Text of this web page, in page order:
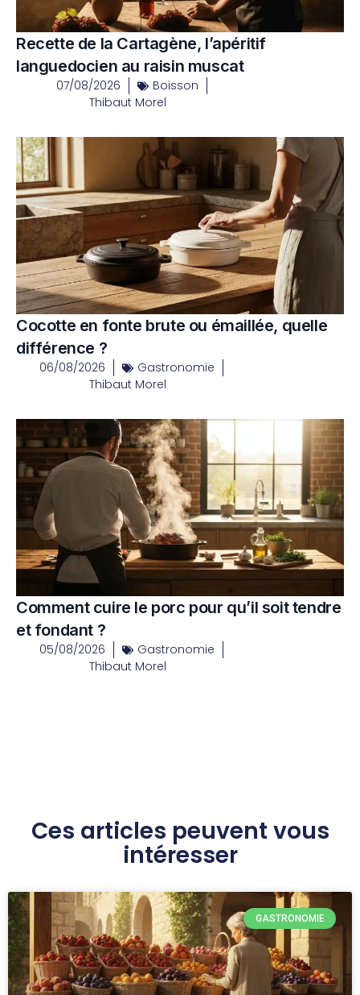
Recette de la Cartagène, l’apéritif
languedocien au raisin muscat
07/08/2026
Boisson
Thibaut Morel
Cocotte en fonte brute ou émaillée, quelle
différence ?
06/08/2026
Gastronomie
Thibaut Morel
Comment cuire le porc pour qu’il soit tendre
et fondant ?
05/08/2026
Gastronomie
Thibaut Morel
Ces articles peuvent vous
intéresser
GASTRONOMIE